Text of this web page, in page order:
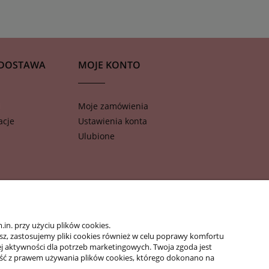
MOJE KONTO
Moje zamówienia
Ustawienia konta
Ulubione
przy użyciu plików cookies.
zastosujemy pliki cookies również w celu poprawy komfortu
aktywności dla potrzeb marketingowych. Twoja zgoda jest
z prawem używania plików cookies, którego dokonano na